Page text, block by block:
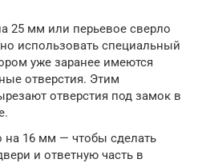
25 мм или перьевое сверло
использовать специальный
уже заранее имеются
отверстия. Этим
отверстия под замок в
на 16 мм — чтобы сделать
и ответную часть в